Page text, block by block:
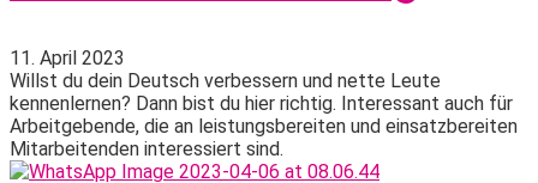
11. April 2023
Willst du dein Deutsch verbessern und nette Leute
kennenlernen? Dann bist du hier richtig. Interessant auch für
Arbeitgebende, die an leistungsbereiten und einsatzbereiten
Mitarbeitenden interessiert sind.